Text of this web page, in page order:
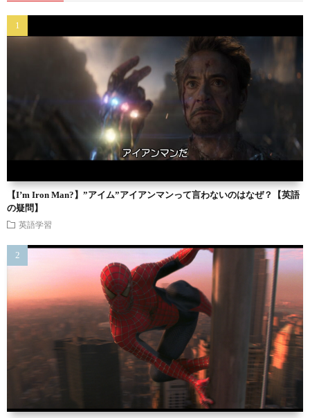
【I’m Iron Man?】”アイム”アイアンマンって言わないのはなぜ？【英語
の疑問】
英語学習